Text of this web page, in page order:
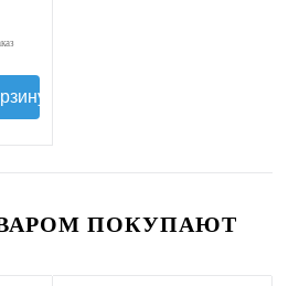
ПОКУПАЮТ